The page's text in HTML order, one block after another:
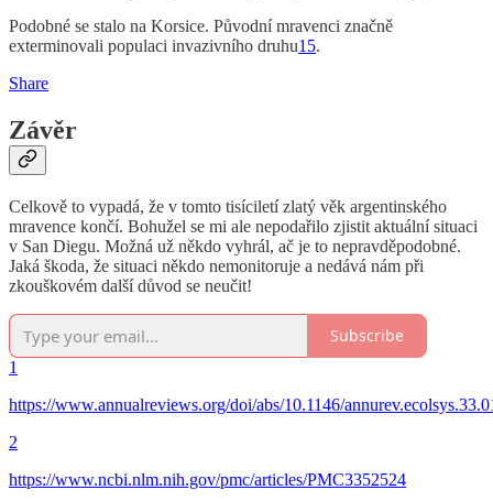
Podobné se stalo na Korsice. Původní mravenci značně
exterminovali populaci invazivního druhu15.
Share
Závěr
Celkově to vypadá, že v tomto tisíciletí zlatý věk argentinského
mravence končí. Bohužel se mi ale nepodařilo zjistit aktuální situaci
v San Diegu. Možná už někdo vyhrál, ač je to nepravděpodobné.
Jaká škoda, že situaci někdo nemonitoruje a nedává nám při
zkouškovém další důvod se neučit!
Subscribe
1
https://www.annualreviews.org/doi/abs/10.1146/
2
https://www.ncbi.nlm.nih.gov/pmc/articles/PMC3352524